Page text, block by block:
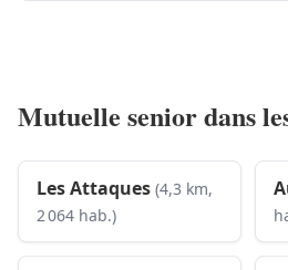
Mutuelle senior dans
Les Attaques (4,3 km,
2 064 hab.)